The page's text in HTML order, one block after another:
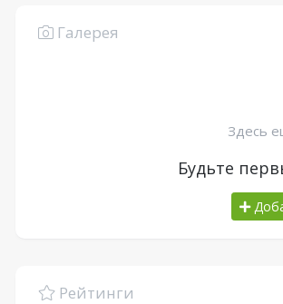
Галерея
Здесь
Будьте
Рейтинги